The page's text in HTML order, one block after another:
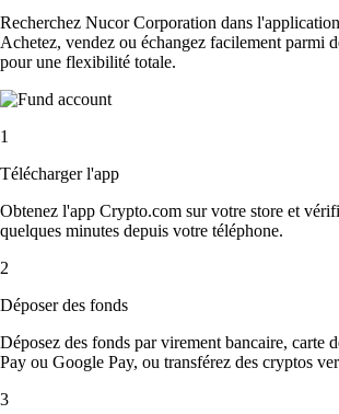
Recherchez Nucor Corporation dans
Achetez, vendez ou échangez facilement parmi
pour une flexibilité totale.
1
Télécharger l'app
Obtenez l'app Crypto.com sur votre store et
quelques minutes depuis votre téléphone.
2
Déposer des fonds
Déposez des fonds par virement bancaire, carte
Pay ou Google Pay, ou transférez des cryptos
3